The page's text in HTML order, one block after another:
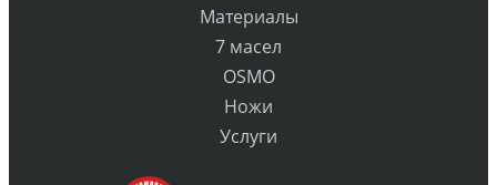
Материалы
7 масел
OSMO
Ножи
Услуги